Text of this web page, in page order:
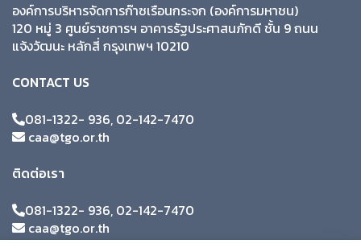
องค์การบริหารจัดการก๊าซเรือนกระจก (องค์การมหาชน)
120 หมู่ 3 ศูนย์ราชการฯ อาคารรัฐประศาสนภักดี ชั้น 9 ถนน
แจ้งวัฒนะ หลักสี่ กรุงเทพฯ 10210
CONTACT US
081-1322- 936, 02-142-7470
caa@tgo.or.th
ติดต่อเรา
081-1322- 936, 02-142-7470
caa@tgo.or.th